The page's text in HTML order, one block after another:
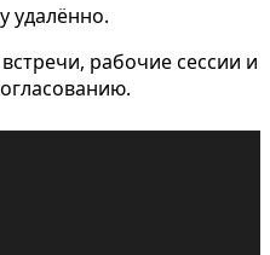
удалённо.
рабочие сессии и